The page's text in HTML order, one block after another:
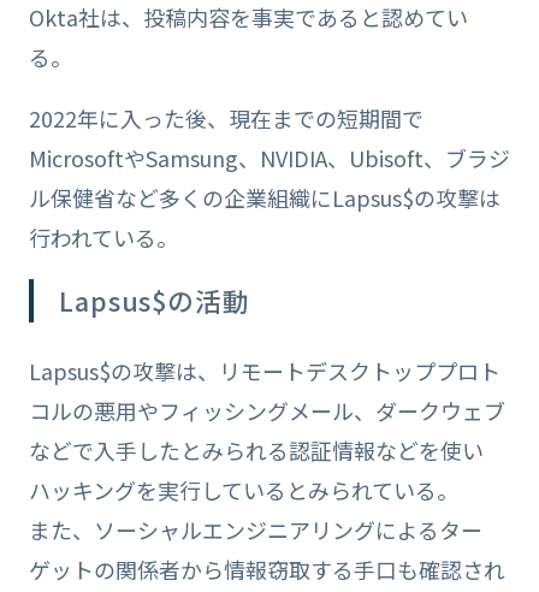
Okta社は、投稿内容を事実であると認めてい
る。
2022年に入った後、現在までの短期間で
MicrosoftやSamsung、NVIDIA、Ubisoft、ブラジ
ル保健省など多くの企業組織にLapsus$の攻撃は
行われている。
Lapsus$の活動
Lapsus$の攻撃は、リモートデスクトッププロト
コルの悪用やフィッシングメール、ダークウェブ
などで入手したとみられる認証情報などを使い
ハッキングを実行しているとみられている。
また、ソーシャルエンジニアリングによるター
ゲットの関係者から情報窃取する手口も確認され